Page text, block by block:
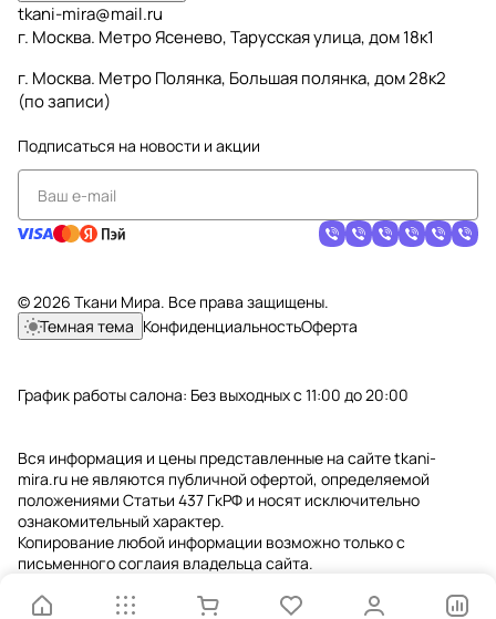
tkani-mira@mail.ru
г. Москва. Метро Ясенево, Тарусская улица, дом 18к1
г. Москва. Метро Полянка, Большая полянка, дом 28к2
(по записи)
Подписаться на новости и акции
© 2026 Ткани Мира. Все права защищены.
Темная тема КонфиденциальностьОферта
График работы салона: Без выходных с 11:00 до 20:00
Вся информация и цены представленные на сайте tkani-
mira.ru не являются публичной офертой, определяемой
положениями Статьи 437 ГкРФ и носят исключительно
ознакомительный характер.
Копирование любой информации возможно только с
письменного соглаия владельца сайта.